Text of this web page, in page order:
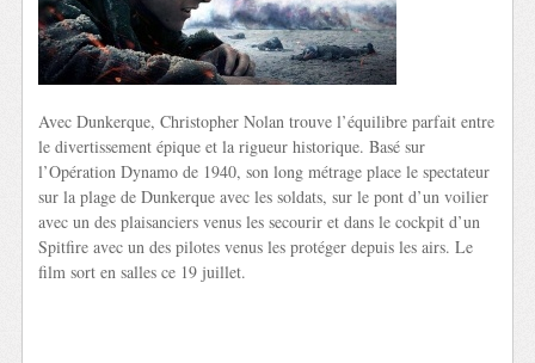
Avec Dunkerque, Christopher Nolan trouve l’équilibre parfait entre
le divertissement épique et la rigueur historique. Basé sur
l’Opération Dynamo de 1940, son long métrage place le spectateur
sur la plage de Dunkerque avec les soldats, sur le pont d’un voilier
avec un des plaisanciers venus les secourir et dans le cockpit d’un
Spitfire avec un des pilotes venus les protéger depuis les airs. Le
film sort en salles ce 19 juillet.